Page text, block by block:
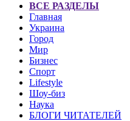
ВСЕ РАЗДЕЛЫ
Главная
Украина
Город
Мир
Бизнес
Спорт
Lifestyle
Шоу-биз
Наука
БЛОГИ ЧИТАТЕЛЕЙ